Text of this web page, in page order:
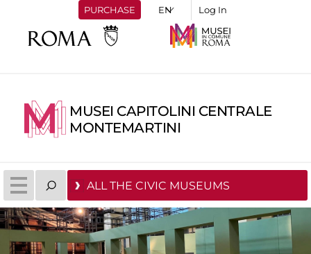
PURCHASE Log In
MUSEI CAPITOLINI CENTRALE
MONTEMARTINI
ALL THE CIVIC MUSEUMS